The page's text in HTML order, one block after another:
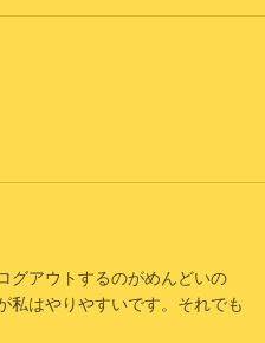
グアウトするのがめんどいの
私はやりやすいです。それでも